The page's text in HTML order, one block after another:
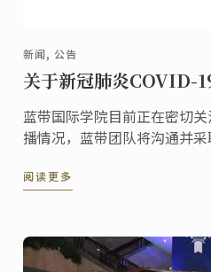
新闻, 公告
关于新冠肺炎COVID-
蓝带国际学院目前正在密切
播情况，蓝带团队将沟通并
阅读更多